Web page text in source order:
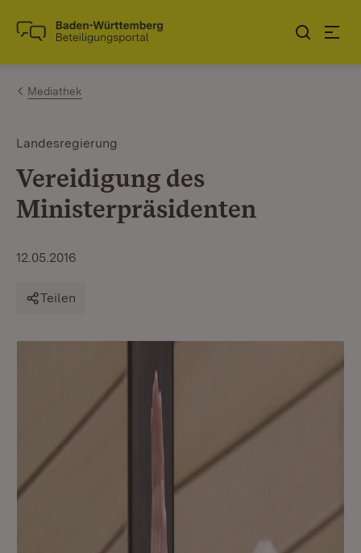
Zum Inhalt springen
Link zur Startseite
Mediathek
Landesregierung
Vereidigung des
Ministerpräsidenten
12.05.2016
Teilen